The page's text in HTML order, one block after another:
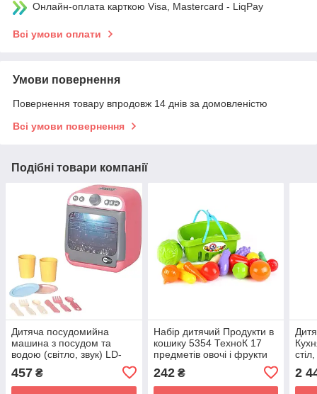
Онлайн-оплата карткою Visa, Mastercard - LiqPay
Всі умови оплати
Умови повернення
Повернення товару впродовж 14 днів за домовленістю
Всі умови повернення
Подібні товари компанії
Дитяча посудомийна
машина з посудом та
водою (світло, звук) LD-
457 ₴
Набір дитячий Продукти в
кошику 5354 ТехноК 17
предметів овочі і фрукти
дитяча пластикова іграшка
для дітей кухня
242₴ 2